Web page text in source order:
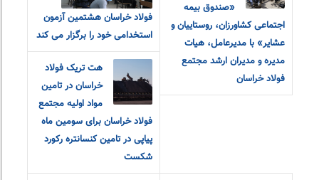
«صندوق بیمه
اجتماعی کشاورزان، روستاییان و
عشایر» با مدیرعامل، هیات
مدیره و مدیران ارشد مجتمع
فولاد خراسان
فولاد خراسان هشتمین آزمون
استخدامی خود را برگزار می کند
هت تریک فولاد
خراسان در تامین
مواد اولیه مجتمع
فولاد خراسان برای سومین ماه
پیاپی در تامین کنسانتره رکورد
شکست